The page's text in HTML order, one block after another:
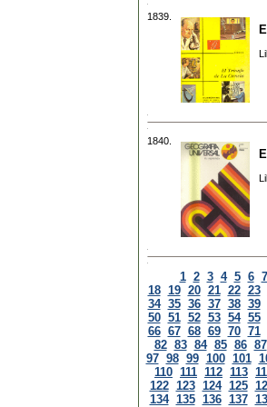
1839.
1840.
1 2 3 4 5 6 7
18 19 20 21 22 23
34 35 36 37 38 39
50 51 52 53 54 55
66 67 68 69 70 71
82 83 84 85 86 87
97 98 99 100 101
110 111 112 113
122 123 124 125
134 135 136 137